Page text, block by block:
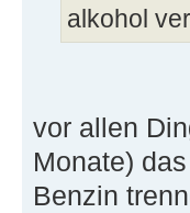
alkohol
vor allen
Monate)
Benzin